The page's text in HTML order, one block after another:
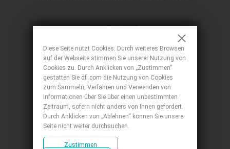
1,8-Zoll-SBC
PCSF51
Diese Seite nutzt Cookies. Durch weiteres Browsen
auf der Webseite stimmen Sie unserer Nutzung von
Cookies zu. Durch Anklicken von „Zustimmen“
gestatten Sie dfi.com die Nutzung von Cookies
zum Sammeln, Verfahren und Verwenden von
Informationen über Sie über einen unbestimmten
Zeitraum, sofern nicht anders von Ihnen gefordert.
Durch Anklicken von „Ablehnen“ können Sie unsere
Seite nicht weiter durchsuchen.
Zustimmen